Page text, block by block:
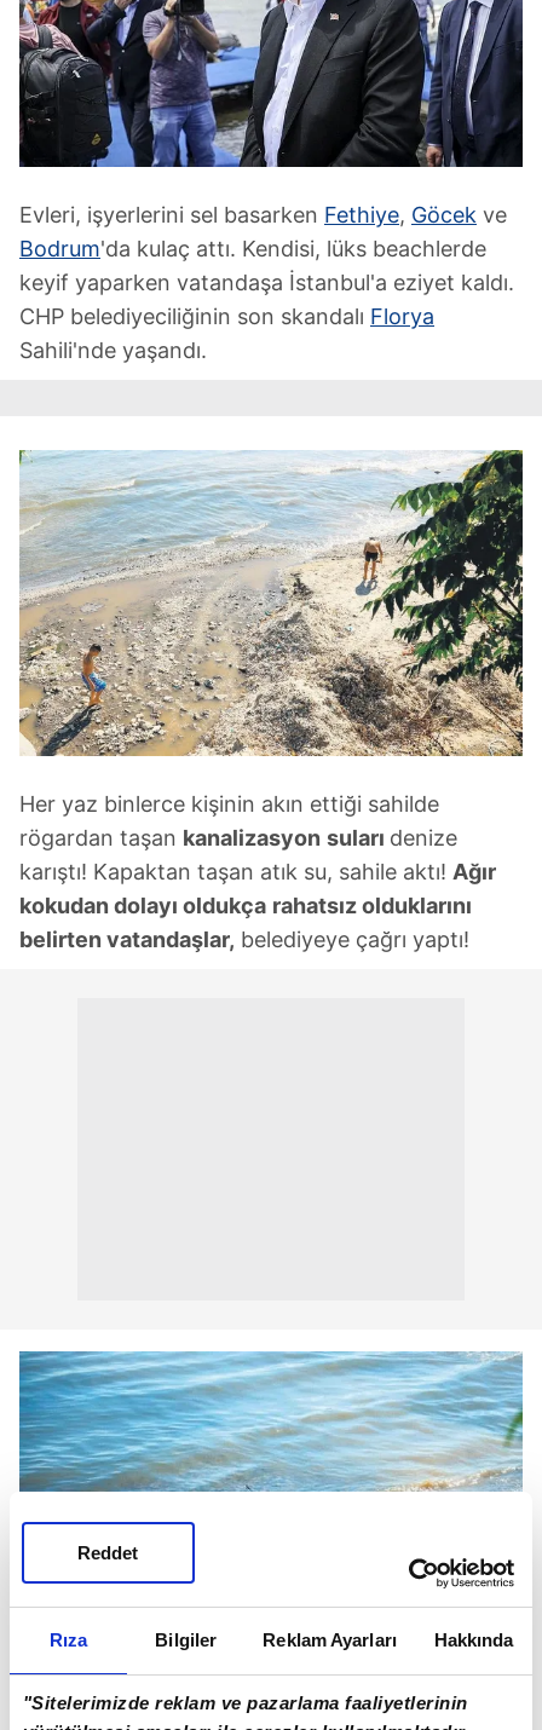
Rıza Bilgiler Reklam Ayarları Hakkında
"Sitelerimizde reklam ve pazarlama faaliyetlerinin
Reddet
Evleri, işyerlerini sel basarken Fethiye, Göcek ve
Bodrum'da kulaç attı. Kendisi, lüks beachlerde
keyif yaparken vatandaşa İstanbul'a eziyet kaldı.
CHP belediyeciliğinin son skandalı Florya
Sahili'nde yaşandı.
Her yaz binlerce kişinin akın ettiği sahilde
rögardan taşan kanalizasyon suları denize
karıştı! Kapaktan taşan atık su, sahile aktı! Ağır
kokudan dolayı oldukça rahatsız olduklarını
belirten vatandaşlar, belediyeye çağrı yaptı!